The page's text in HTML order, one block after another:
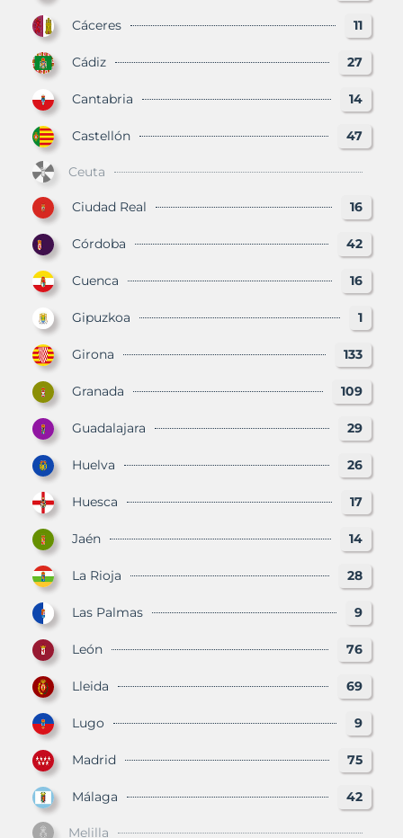
Cáceres 11
Cádiz 27
Cantabria 14
Castellón 47
Ceuta
Ciudad Real 16
Córdoba 42
Cuenca 16
Gipuzkoa 1
Girona 133
Granada 109
Guadalajara 29
Huelva 26
Huesca 17
Jaén 14
La Rioja 28
Las Palmas 9
León 76
Lleida 69
Lugo 9
Madrid 75
Málaga 42
Melilla